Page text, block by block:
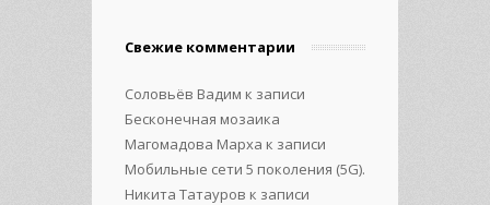
Свежие комментарии
Соловьёв Вадим к записи
Бесконечная мозаика
Магомадова Марха к записи
Мобильные сети 5 поколения (5G).
Никита Татауров к записи